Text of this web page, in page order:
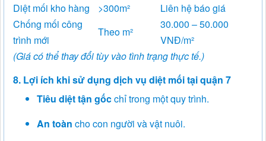
Diệt mối kho hàng
>300m²
Liên hệ báo giá
Chống mối công
trình mới
Theo m²
30.000 – 50.000
VNĐ/m²
(Giá có thể thay đổi tùy vào tình trạng thực tế.)
8. Lợi ích khi sử dụng dịch vụ diệt mối tại quận 7
Tiêu diệt tận gốcchỉ trong một quy trình.
An toàn cho con người và vật nuôi.